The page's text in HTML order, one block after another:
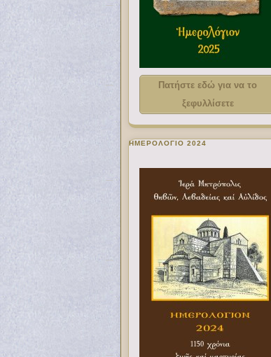
Πατήστε εδώ για να το
ξεφυλλίσετε
ΗΜΕΡΟΛΟΓΙΟ 2024